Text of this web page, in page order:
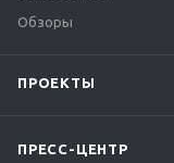
Обзоры
ПРОЕКТЫ
ПРЕСС-ЦЕНТР